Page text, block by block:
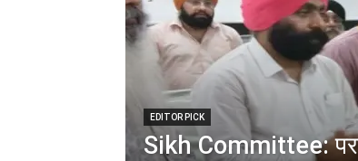
EDITOR PICK
Sikh Committee: